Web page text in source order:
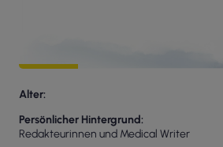
Alter
Persönlicher Hintergrund
Redakteurinnen und Medical Writer